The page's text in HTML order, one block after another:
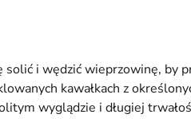
i wędzić wieprzowinę, by
kawałkach z
wyglądzie i długiej